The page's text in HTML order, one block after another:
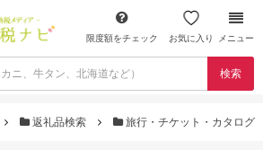
限度額をチェック お気に入り メニュー
検索
返礼品検索 旅行・チケット・カタログ